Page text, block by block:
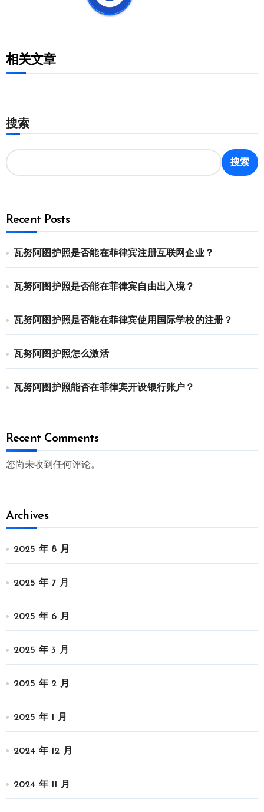
相关文章
搜索
搜索
Recent Posts
瓦努阿图护照是否能在菲律宾注册互联网企业？
瓦努阿图护照是否能在菲律宾自由出入境？
瓦努阿图护照是否能在菲律宾使用国际学校的注册？
瓦努阿图护照怎么激活
瓦努阿图护照能否在菲律宾开设银行账户？
Recent Comments
您尚未收到任何评论。
Archives
2025 年 8 月
2025 年 7 月
2025 年 6 月
2025 年 3 月
2025 年 2 月
2025 年 1 月
2024 年 12 月
2024 年 11 月